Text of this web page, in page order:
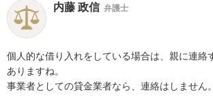
内藤 政信 弁護士
個人的な借り入れをしている場合は、親に連絡
ありますね。
事業者としての貸金業者なら、連絡はしません。